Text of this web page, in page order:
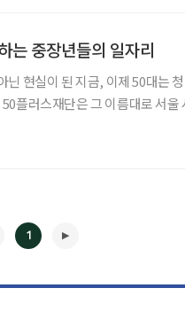
는 중장년들의 일자리
닌 현실이 된 지금, 이제 50대는
플러스재단은 그 이름대로 서
1